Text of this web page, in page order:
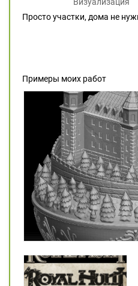
Просто участки, дома не
Примеры моих работ